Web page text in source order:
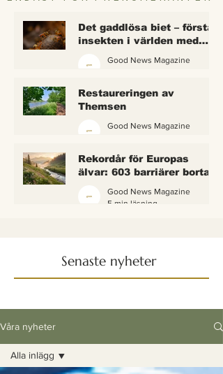
Det gaddlösa biet – första
insekten i världen med
Good News Magazine
Restaureringen av
Themsen
Good News Magazine
Rekordår för Europas
älvar: 603 barriärer borta
igen
Good News Magazine
5 min läsning
Senaste nyheter
Våra nyheter
Alla inlägg